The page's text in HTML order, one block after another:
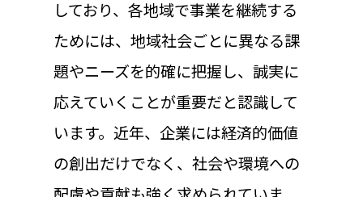
しており、各地域で事業を継続する
ためには、地域社会ごとに異なる課
題やニーズを的確に把握し、誠実に
応えていくことが重要だと認識して
います。近年、企業には経済的価値
の創出だけでなく、社会や環境への